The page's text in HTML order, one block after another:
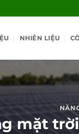
NHIÊN LIỆU
mặt